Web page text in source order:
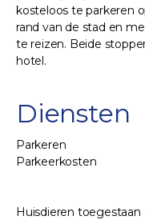
kosteloos te parkeren
rand van de stad en
te reizen. Beide
hotel.
Diensten
Parkeren
Parkeerkosten
Huisdieren toegestaan